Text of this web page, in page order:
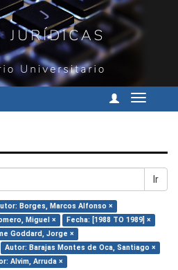
Cambiar
Ir
Borges, Marcos Alfonso ×
Miguel ×
Fecha: [1988 TO 1989] ×
Goddard, Jorge ×
Autor: Barajas Montes de Oca, Santiago ×
Alvim, Arruda ×